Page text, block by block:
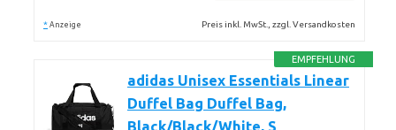
* Anzeige Preis inkl. MwSt., zzgl. Versandkosten
EMPFEHLUNG
adidas Unisex Essentials Linear
Duffel Bag Duffel Bag,
Black/Black/White, S